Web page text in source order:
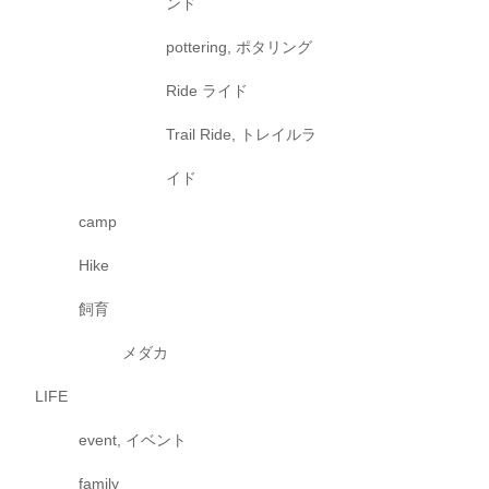
pottering, ポタリング
Ride ライド
Trail Ride, トレイルラ
イド
camp
Hike
飼育
メダカ
LIFE
event, イベント
family